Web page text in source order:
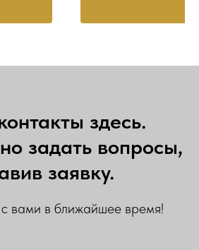
здесь.
задать вопросы,
заявку.
вами в ближайшее время!